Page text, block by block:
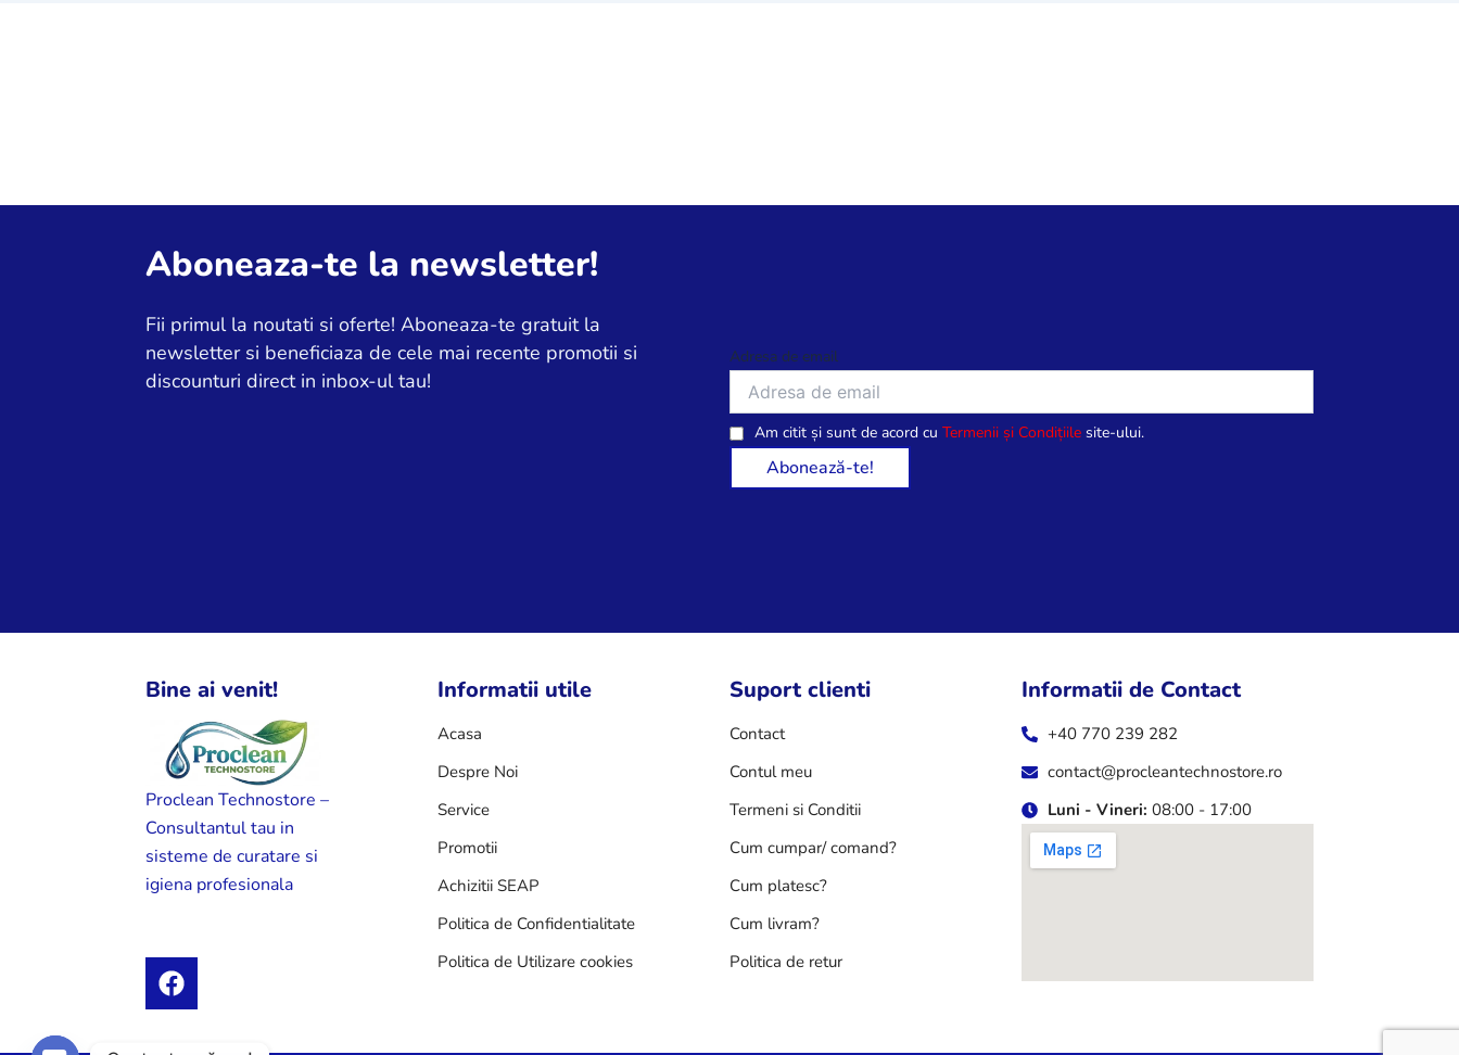
Aboneaza-te la newsletter!
Fii primul la noutati si oferte! Aboneaza-te gratuit la
newsletter si beneficiaza de cele mai recente promotii si
discounturi direct in inbox-ul tau!
Adresa de email
Am citit și sunt de acord cu Termenii și Condițiile site-ului.
Bine ai venit!
Proclean Technostore –
Consultantul tau in
sisteme de curatare si
igiena profesionala
F
a
c
e
Informatii utile
Acasa
Despre Noi
Service
Promotii
Achizitii SEAP
Politica de Confidentialitate
Politica de Utilizare cookies
Suport clienti
Contact
Contul meu
Termeni si Conditii
Cum cumpar/ comand?
Cum platesc?
Cum livram?
Politica de retur
Informatii de Contact
+40 770 239 282
contact@procleantechnostore.ro
Luni - Vineri: 08:00 - 17:00